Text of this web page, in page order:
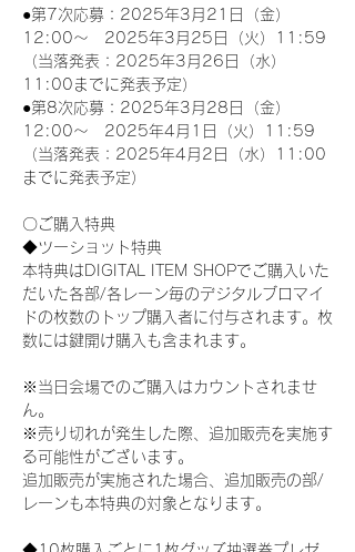
●第7次応募：2025年3月21日（金）
12:00～　2025年3月25日（火）11:59
（当落発表：2025年3月26日（水）
11:00までに発表予定）
●第8次応募：2025年3月28日（金）
12:00～　2025年4月1日（火）11:59
（当落発表：2025年4月2日（水）11:00
までに発表予定）
〇ご購入特典
◆ツーショット特典
本特典はDIGITAL ITEM SHOPでご購入いた
だいた各部/各レーン毎のデジタルブロマイ
ドの枚数のトップ購入者に付与されます。枚
数には鍵開け購入も含まれます。
※当日会場でのご購入はカウントされませ
ん。
※売り切れが発生した際、追加販売を実施す
る可能性がございます。
追加販売が実施された場合、追加販売の部/
レーンも本特典の対象となります。